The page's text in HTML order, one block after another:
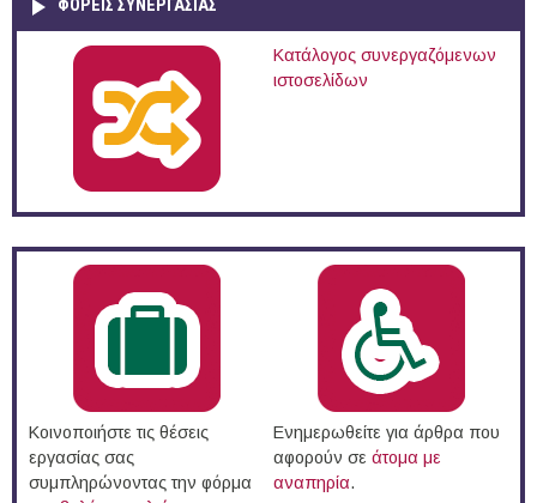
ΦΟΡΕΙΣ ΣΥΝΕΡΓΑΣΙΑΣ
Κατάλογος συνεργαζόμενων
ιστοσελίδων
Κοινοποιήστε τις θέσεις
εργασίας σας
συμπληρώνοντας την φόρμα
Ενημερωθείτε για άρθρα που
αφορούν σε άτομα με
αναπηρία.